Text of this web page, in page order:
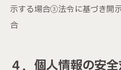
示する場合③法令に基づき開
合
４．個人情報の安